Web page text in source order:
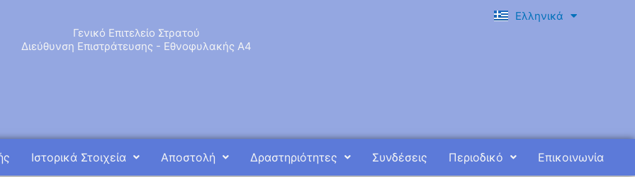
Γενικό Επιτελείο Στρατού
Διεύθυνση Επιστράτευσης - Εθνοφυλακής Α4
Ελληνικά
English
Ιστορικά Στοιχεία Αποστολή Δραστηριότητες Συνδέσεις Περιοδικό Επικοινωνία